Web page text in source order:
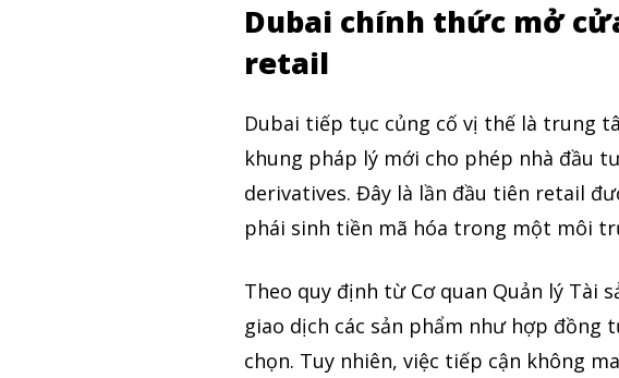
Dubai chính thức mở
retail
Dubai tiếp tục củng cố vị thế là trung
khung pháp lý mới cho phép nhà đầu
derivatives. Đây là lần đầu tiên retail
phái sinh tiền mã hóa trong một môi
Theo quy định từ Cơ quan Quản lý Tài
giao dịch các sản phẩm như hợp đồng
chọn. Tuy nhiên, việc tiếp cận không